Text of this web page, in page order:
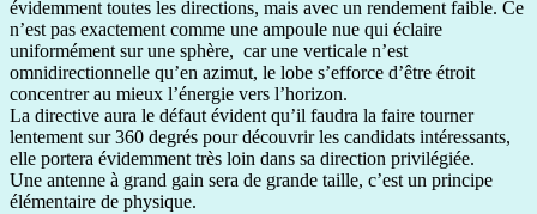
évidemment toutes les directions, mais avec un rendement faible. Ce
n’est pas exactement comme une ampoule nue qui éclaire
uniformément sur une sphère, car une verticale n’est
omnidirectionnelle qu’en azimut, le lobe s’efforce d’être étroit
concentrer au mieux l’énergie vers l’horizon.
La directive aura le défaut évident qu’il faudra la faire tourner
lentement sur 360 degrés pour découvrir les candidats intéressants,
elle portera évidemment très loin dans sa direction privilégiée.
Une antenne à grand gain sera de grande taille, c’est un principe
élémentaire de physique.